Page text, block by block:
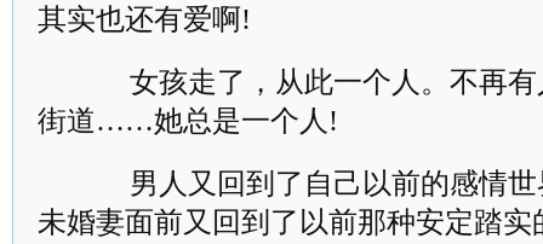
其实也还有爱啊!
女孩走了，从此一个人。不再有
街道……她总是一个人!
男人又回到了自己以前的感情世
未婚妻面前又回到了以前那种安定踏